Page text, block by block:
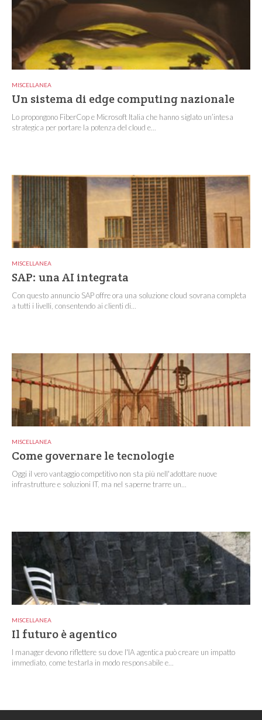
MISCELLANEA
Un sistema di edge computing nazionale
Lo propongono FiberCop e Microsoft Italia che hanno siglato un’intesa
strategica per portare la potenza del cloud e...
MISCELLANEA
SAP: una AI integrata
Con questo annuncio SAP offre ora una soluzione cloud sovrana completa
a tutti i livelli, consentendo ai clienti di...
MISCELLANEA
Come governare le tecnologie
Oggi il vero vantaggio competitivo non sta più nell'adottare nuove
infrastrutture e soluzioni IT, ma nel saperne trarre un...
MISCELLANEA
Il futuro è agentico
I manager devono riflettere su dove l'IA agentica può creare un impatto
immediato, come testarla in modo responsabile e...